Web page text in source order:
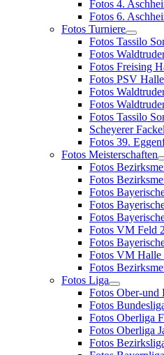
Fotos 4.
Fotos 6.
Fotos Turniere
Fotos Tassilo
Fotos
Fotos Freising
Fotos PSV
Fotos
Fotos
Fotos Tassilo
Scheyerer
Fotos 39.
Fotos Meisterschaften
Fotos
Fotos
Fotos
Fotos
Fotos
Fotos VM Feld
Fotos
Fotos VM Halle
Fotos
Fotos Liga
Fotos Ober-und
Fotos
Fotos Oberliga
Fotos Oberliga
Fotos